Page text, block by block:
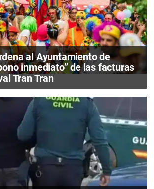
al Ayuntamiento de
inmediato” de las facturas
Tran Tran